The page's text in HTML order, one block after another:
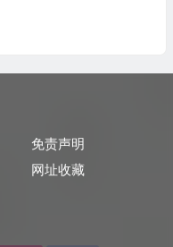
免责声明
网址收藏